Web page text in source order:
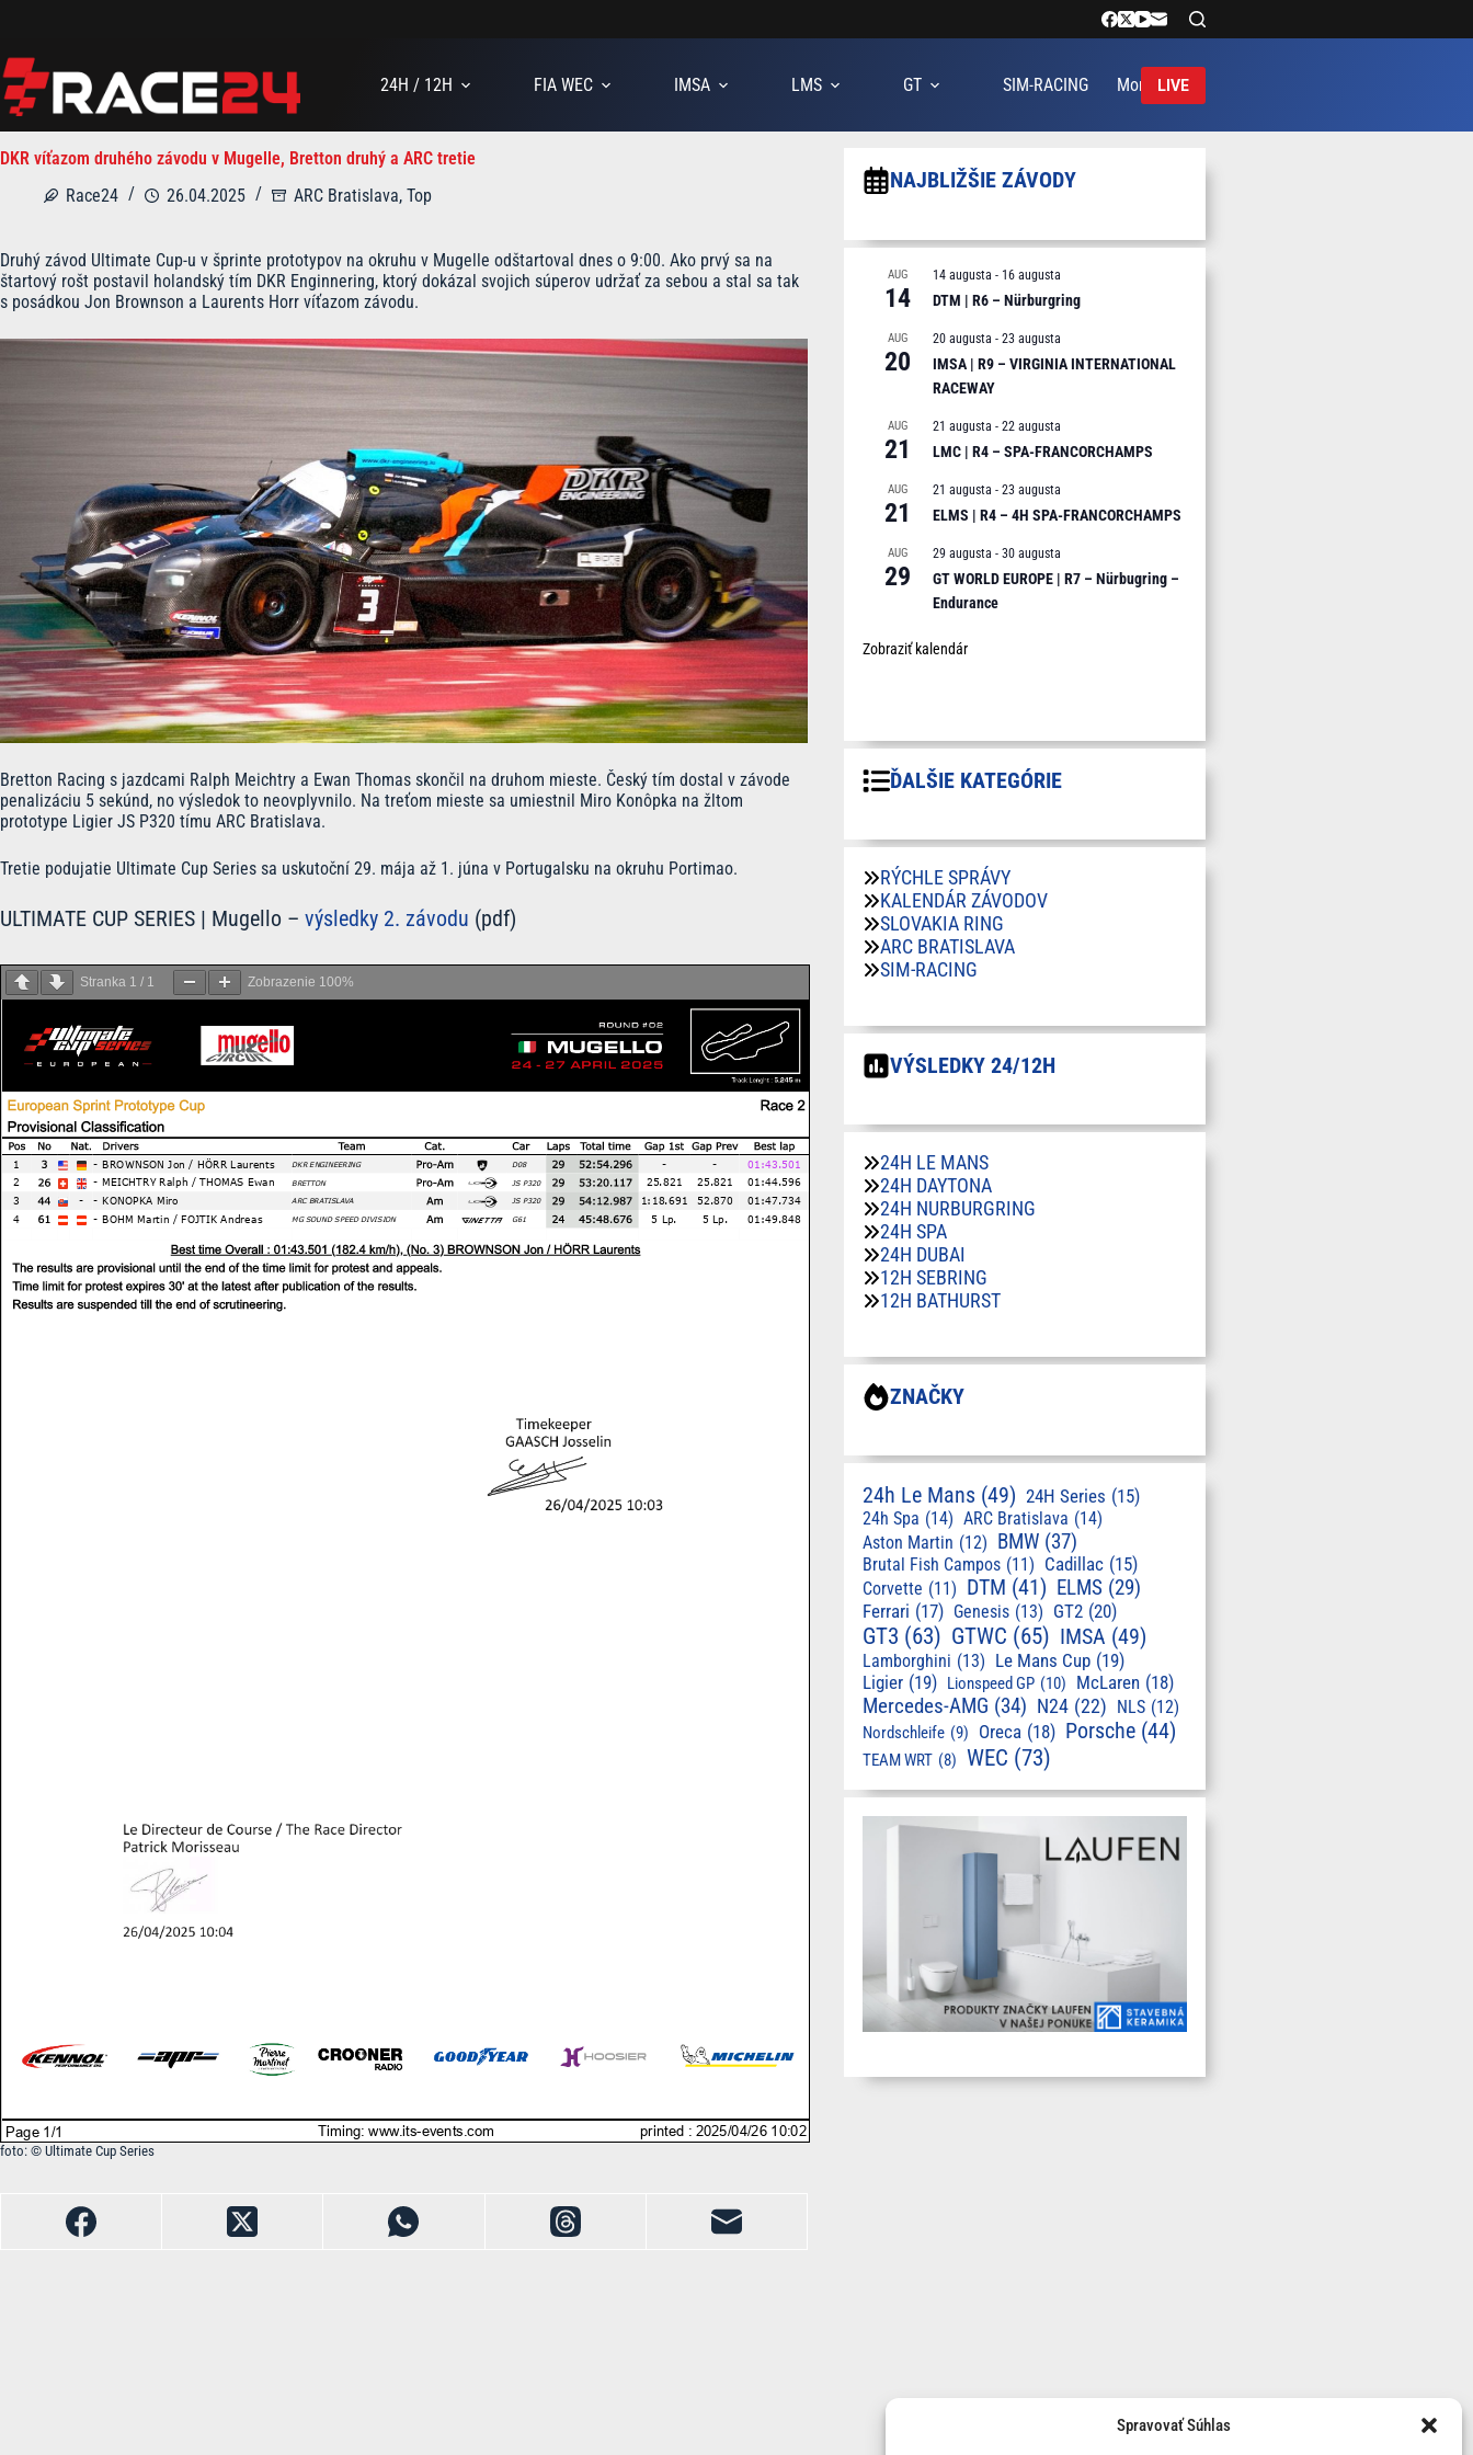
Spravovať Súhlas
24H / 12H
FIA WEC IMSA LMS GT SIM-RACING More LIVE
DKR víťazom druhého závodu v Mugelle, Bretton druhý a ARC tretie
Race24
26.04.2025 ARC Bratislava, Top
Druhý závod Ultimate Cup-u v šprinte prototypov na okruhu v Mugelle odštartoval dnes o 9:00. Ako prvý sa na
štartový rošt postavil holandský tím DKR Enginnering, ktorý dokázal svojich súperov udržať za sebou a stal sa tak
s posádkou Jon Brownson a Laurents Horr víťazom závodu.
Bretton Racing s jazdcami Ralph Meichtry a Ewan Thomas skončil na druhom mieste. Český tím dostal v závode
penalizáciu 5 sekúnd, no výsledok to neovplyvnilo. Na treťom mieste sa umiestnil Miro Konôpka na žltom
prototype Ligier JS P320 tímu ARC Bratislava.
Tretie podujatie Ultimate Cup Series sa uskutoční 29. mája až 1. júna v Portugalsku na okruhu Portimao.
ULTIMATE CUP SERIES | Mugello – výsledky 2. závodu (pdf)
Stranka 1 / 1 Zobrazenie 100%
foto: © Ultimate Cup Series
NAJBLIŽŠIE ZÁVODY
AUG
14
14 augusta - 16 augusta
DTM | R6 – Nürburgring
AUG
20
20 augusta - 23 augusta
IMSA | R9 – VIRGINIA INTERNATIONAL
RACEWAY
AUG
21
21 augusta - 22 augusta
LMC | R4 – SPA-FRANCORCHAMPS
AUG
21
21 augusta - 23 augusta
ELMS | R4 – 4H SPA-FRANCORCHAMPS
AUG
29
29 augusta - 30 augusta
GT WORLD EUROPE | R7 – Nürbugring –
Endurance
Zobraziť kalendár
ĎALŠIE KATEGÓRIE
RÝCHLE SPRÁVY
KALENDÁR ZÁVODOV
SLOVAKIA RING
ARC BRATISLAVA
SIM-RACING
VÝSLEDKY 24/12H
24H LE MANS
24H DAYTONA
24H NURBURGRING
24H SPA
24H DUBAI
12H SEBRING
12H BATHURST
ZNAČKY
24h Le Mans (49) 24H Series (15)
24h Spa (14) ARC Bratislava (14)
Aston Martin (12) BMW (37)
Brutal Fish Campos (11) Cadillac (15)
Corvette (11) DTM (41) ELMS (29)
Ferrari (17) Genesis (13) GT2 (20)
GT3 (63) GTWC (65) IMSA (49)
Lamborghini (13) Le Mans Cup (19)
Ligier (19) Lionspeed GP (10) McLaren (18)
Mercedes-AMG (34) N24 (22) NLS (12)
Nordschleife (9) Oreca (18) Porsche (44)
TEAM WRT (8) WEC (73)